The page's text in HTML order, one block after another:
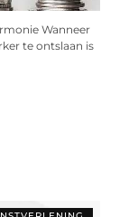
Wanneer
te ontslaan is